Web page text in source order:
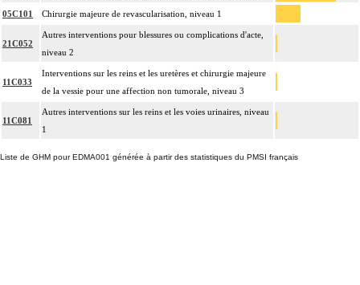
05C101 Chirurgie majeure de revascularisation, niveau 1
21C052
Autres interventions pour blessures ou complications d'acte,
niveau 2
11C033
Interventions sur les reins et les uretères et chirurgie majeure
de la vessie pour une affection non tumorale, niveau 3
11C081
Autres interventions sur les reins et les voies urinaires, niveau
1
Liste de GHM pour EDMA001 générée à partir des statistiques du PMSI français